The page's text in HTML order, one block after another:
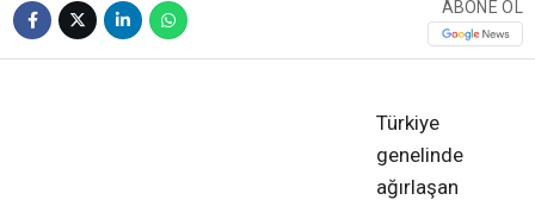
ABONE OL
Türkiye
genelinde
ağırlaşan